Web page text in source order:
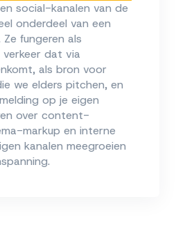
social-kanalen van de
onderdeel van een
fungeren als
dat via
als bron voor
we elders pitchen, en
op je eigen
over content-
markup en interne
kanalen meegroeien